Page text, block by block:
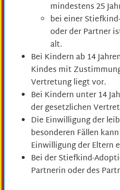
mindestens 25
bei einer
oder der Partner
alt.
Bei Kindern ab 14
Kindes mit
Vertretung liegt vor.
Bei Kindern unter 14
der gesetzlichen
Die Einwilligung der
besonderen Fällen
Einwilligung der Eltern
Bei der Stiefkind-
Partnerin oder des